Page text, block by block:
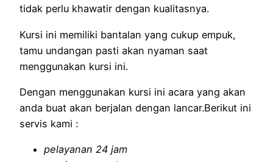
tidak perlu khawatir dengan kualitasnya.
Kursi ini memiliki bantalan yang cukup empuk,
tamu undangan pasti akan nyaman saat
menggunakan kursi ini.
Dengan menggunakan kursi ini acara yang akan
anda buat akan berjalan dengan lancar.Berikut ini
servis kami :
pelayanan 24 jam